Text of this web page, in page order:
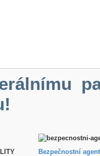
Bezpečnostní